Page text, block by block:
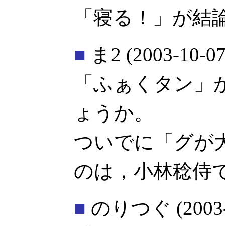
「寝る！」が結
■ ま2 (2003-10-
「ふぁくタン
ょうか。
ついでに「グが
のは，小林稔侍
■ のりつぐ